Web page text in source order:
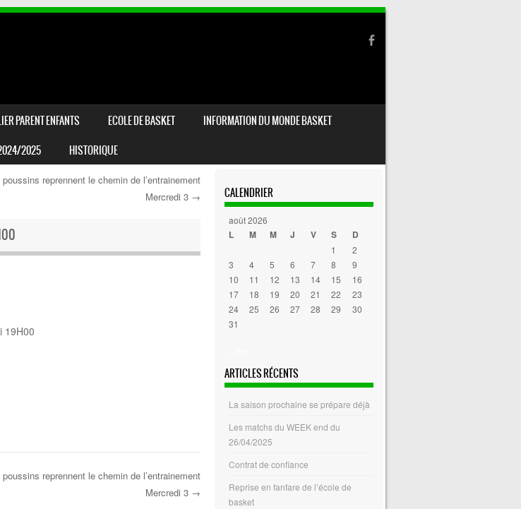
PARENT ENFANTS ECOLE DE BASKET
INFORMATION DU MONDE BASKET
2024/2025 HISTORIQUE
poussins reprennent le chemin de l’entrainement
Mercredi 3 →
19H00
poussins reprennent le chemin de l’entrainement
Mercredi 3 →
CALENDRIER
août 2026
L M M J V S D
1
2
3
4 5 6 7 8
9
10
11 12 13 14 15
16
17
18 19 20 21 22
23
24
25 26 27 28 29
30
31
ARTICLES RÉCENTS
La saison prochaine se prépare déjà
Les matchs du WEEK end du
26/04/2025
Contrat de confiance
Reprise en fanfare de l’école de
basket